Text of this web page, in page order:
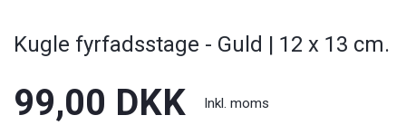
Kugle fyrfadsstage - Guld | 12 x 13 cm.
99,00 DKK Inkl. moms